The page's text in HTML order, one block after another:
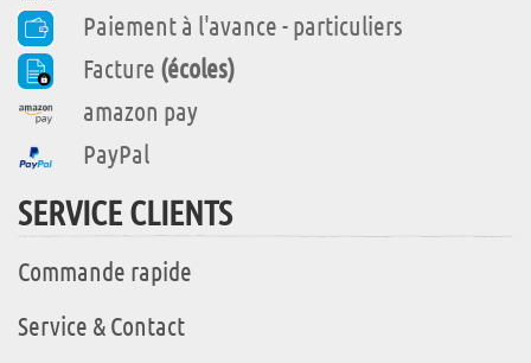
Paiement à l'avance - particuliers
Facture (écoles)
amazon pay
PayPal
SERVICE CLIENTS
Commande rapide
Service & Contact